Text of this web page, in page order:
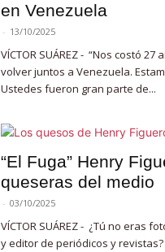
en Venezuela
- 13/10/2025
VÍCTOR SUÁREZ - “Nos costó 27
volver juntos a Venezuela.
Ustedes fueron gran parte de...
“El Fuga” Henry
queseras del medio
- 03/10/2025
VÍCTOR SUÁREZ - ¿Tú no eras
y editor de periódicos y revistas?